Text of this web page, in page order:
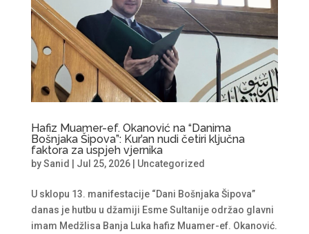
Hafiz Muamer-ef. Okanović na “Danima
Bošnjaka Šipova”: Kur’an nudi četiri ključna
faktora za uspjeh vjernika
bySanid Jul 25, 2026| Uncategorized
U sklopu 13. manifestacije “Dani Bošnjaka Šipova”
danas je hutbu u džamiji Esme Sultanije održao glavni
imam Medžlisa Banja Luka hafiz Muamer-ef. Okanović.